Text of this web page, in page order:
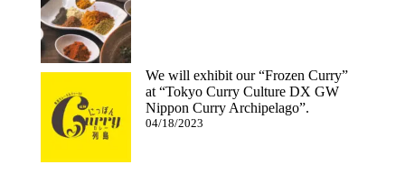
We will exhibit our “Frozen Curry”
at “Tokyo Curry Culture DX GW
Nippon Curry Archipelago”.
04/18/2023